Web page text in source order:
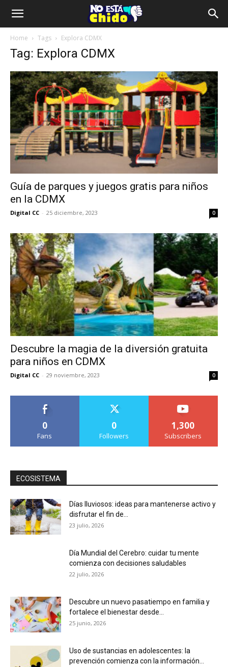
Home Tags Explora CDMX
Tag: Explora CDMX
Guía de parques y juegos gratis para niños
en la CDMX
Digital CC - 25 diciembre, 2023 0
Descubre la magia de la diversión gratuita
para niños en CDMX
Digital CC - 29 noviembre, 2023 0
0
Fans
0
Followers
1,300
Subscribers
ECOSISTEMA
Días lluviosos: ideas para mantenerse activo y
disfrutar el fin de...
23 julio, 2026
Día Mundial del Cerebro: cuidar tu mente
comienza con decisiones saludables
22 julio, 2026
Descubre un nuevo pasatiempo en familia y
fortalece el bienestar desde...
25 junio, 2026
Uso de sustancias en adolescentes: la
prevención comienza con la información...